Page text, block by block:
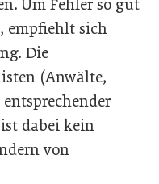
Um Fehler so gut
empfiehlt sich
Die
(Anwälte,
dabei kein
von